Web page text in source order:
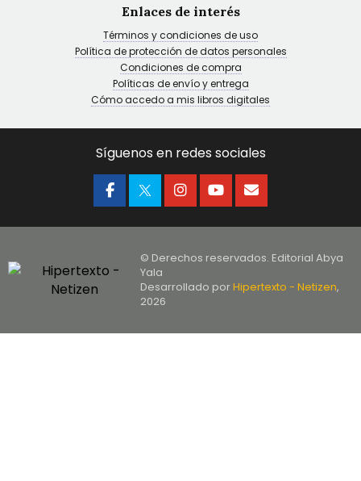
Enlaces de interés
Términos y condiciones de uso
Política de protección de datos personales
Condiciones de compra
Políticas de envío y entrega
Cómo accedo a mis libros digitales
Síguenos en redes sociales
© Derechos reservados. Editorial Abya
Yala
Desarrollado porHipertexto - Netizen,
2026